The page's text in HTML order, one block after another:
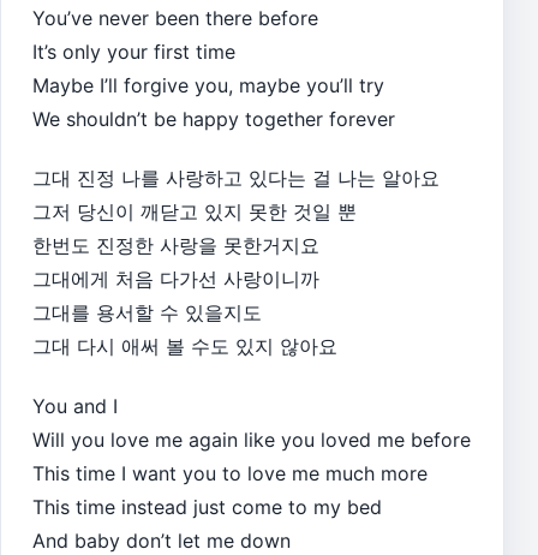
You’ve never been there before
It’s only your first time
Maybe I’ll forgive you, maybe you’ll try
We shouldn’t be happy together forever
그대 진정 나를 사랑하고 있다는 걸 나는 알아요
그저 당신이 깨닫고 있지 못한 것일 뿐
한번도 진정한 사랑을 못한거지요
그대에게 처음 다가선 사랑이니까
그대를 용서할 수 있을지도
그대 다시 애써 볼 수도 있지 않아요
You and I
Will you love me again like you loved me before
This time I want you to love me much more
This time instead just come to my bed
And baby don’t let me down